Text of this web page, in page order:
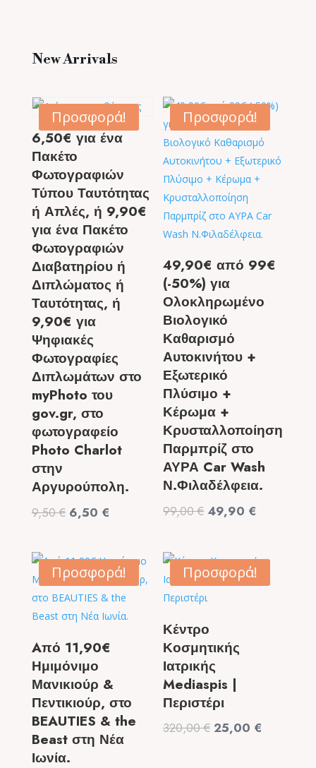
New Arrivals
Προσφορά!
6,50€ για ένα
Πακέτο
Φωτογραφιών
Τύπου Ταυτότητας
ή Απλές, ή 9,90€
για ένα Πακέτο
Φωτογραφιών
Διαβατηρίου ή
Διπλώματος ή
Ταυτότητας, ή
9,90€ για
Ψηφιακές
Φωτογραφίες
Διπλωμάτων στο
myPhoto του
gov.gr, στο
φωτογραφείο
Photo Charlot
στην
Αργυρούπολη.
9,50€ Original
9,50 €.
6,50 €
είναι:
6,50 €.
Προσφορά!
49,90€ από 99€
(-50%) για
Ολοκληρωμένο
Βιολογικό
Καθαρισμό
Αυτοκινήτου +
Εξωτερικό
Πλύσιμο +
Κέρωμα +
Κρυσταλλοποίηση
Παρμπρίζ στο
ΑΥΡΑ Car Wash
Ν.Φιλαδέλφεια.
99,00€ Original
99,00 €.
49,90 €
49,90 €.
Προσφορά!
Aπό 11,90€
Ημιμόνιμο
Μανικιούρ &
Πεντικιούρ, στο
BEAUTIES & the
Beast στη Νέα
Ιωνία.
Προσφορά!
Κέντρο
Κοσμητικής
Ιατρικής
Mediaspis |
Περιστέρι
320,00€ Original
25,00 €